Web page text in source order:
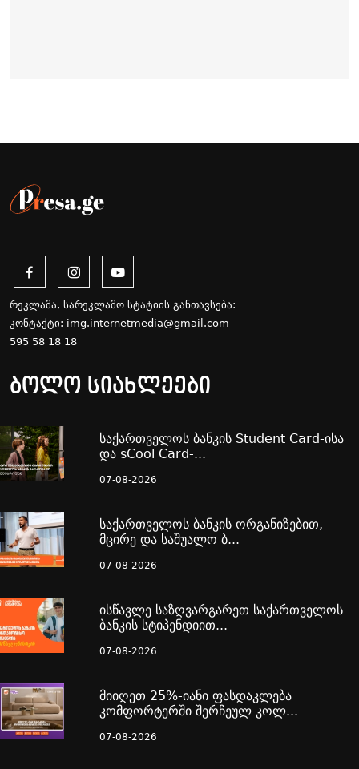
რეკლამა, სარეკლამო სტატიის განთავსება:
კონტაქტი: img.internetmedia@gmail.com
595 58 18 18
ბოლო სიახლეები
საქართველოს ბანკის Student Card-ისა
და sCool Card-...
07-08-2026
საქართველოს ბანკის ორგანიზებით,
მცირე და საშუალო ბ...
07-08-2026
ისწავლე საზღვარგარეთ საქართველოს
ბანკის სტიპენდიით...
07-08-2026
მიიღეთ 25%-იანი ფასდაკლება
კომფორტერში შერჩეულ კოლ...
07-08-2026